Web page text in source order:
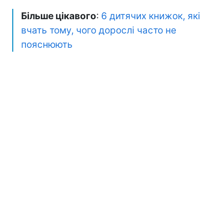
Більше цікавого: 6 дитячих книжок, які
вчать тому, чого дорослі часто не
пояснюють